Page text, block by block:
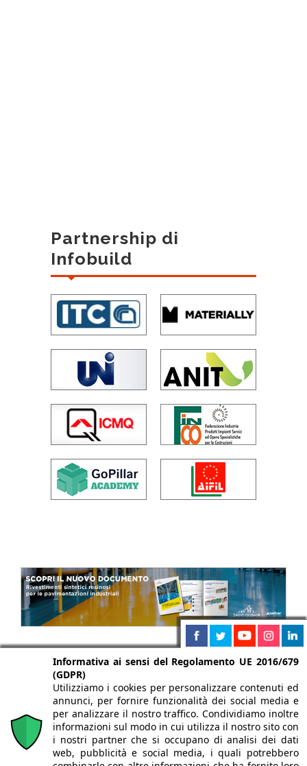
Partnership di
Infobuild
Informativa ai sensi del Regolamento UE 2016/679
(GDPR)
Utilizziamo i cookies per personalizzare contenuti ed
annunci, per fornire funzionalità dei social media e
per analizzare il nostro traffico. Condividiamo inoltre
informazioni sul modo in cui utilizza il nostro sito con
i nostri partner che si occupano di analisi dei dati
web, pubblicità e social media, i quali potrebbero